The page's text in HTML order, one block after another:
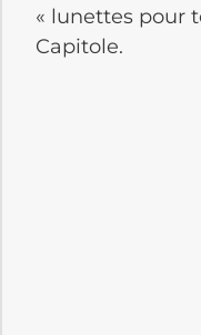
« lunettes pour
Capitole.